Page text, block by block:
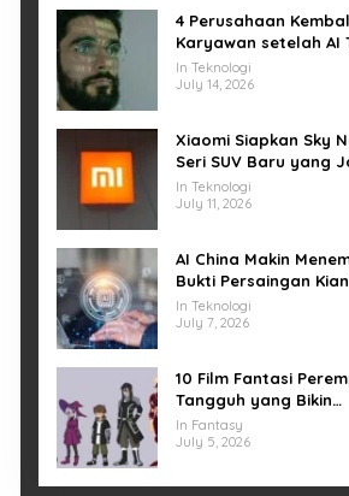
4 Perusahaan
Karyawan setelah AI
Penuhi Harapan
In Teknologi
July 14, 2026
Xiaomi Siapkan Sky
Seri SUV Baru yang
Sorotan Otomotif
In Teknologi
July 11, 2026
AI China Makin
Bukti Persaingan
In Teknologi
July 7, 2026
10 Film Fantasi
Tangguh yang Bikin
Terinspirasi, Termasuk
In Fantasy
July 5, 2026